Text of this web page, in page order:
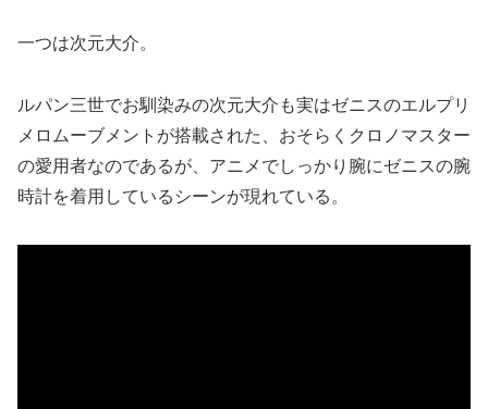
一つは次元大介。
ルパン三世でお馴染みの次元大介も実はゼニスのエルプリ
メロムーブメントが搭載された、おそらくクロノマスター
の愛用者なのであるが、アニメでしっかり腕にゼニスの腕
時計を着用しているシーンが現れている。